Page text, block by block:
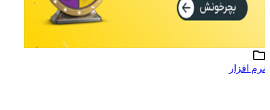
نرم افزار